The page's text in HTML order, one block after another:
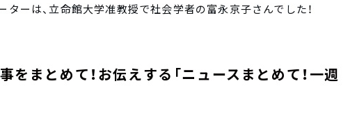
ターは、立命館大学准教授で社会学者の富永京子さんでした！
をまとめて！お伝えする「ニュースまとめて！一週